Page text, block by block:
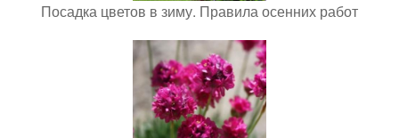
Посадка цветов в зиму. Правила осенних работ